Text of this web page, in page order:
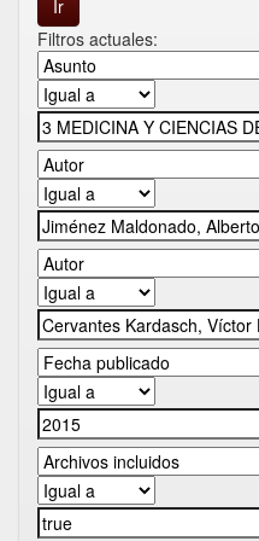
Filtros actuales: